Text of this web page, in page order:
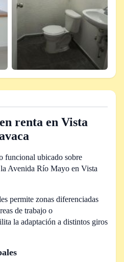
renta en Vista
funcional ubicado sobre
Avenida Río Mayo en Vista
permite zonas diferenciadas
de trabajo o
la adaptación a distintos giros